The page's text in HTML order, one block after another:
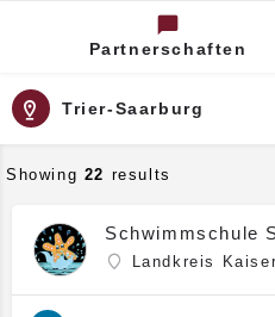
Partnerschaften
Trier-Saarburg
Showing 22 results
Schwimmschule
Landkreis